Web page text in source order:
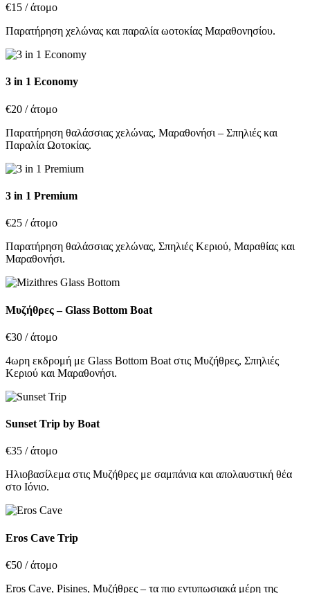
€15 / άτομο
Παρατήρηση χελώνας και παραλία ωοτοκίας Μαραθονησίου.
3 in 1 Economy
€20 / άτομο
Παρατήρηση θαλάσσιας χελώνας, Μαραθονήσι – Σπηλιές και
Παραλία Ωοτοκίας.
3 in 1 Premium
€25 / άτομο
Παρατήρηση θαλάσσιας χελώνας, Σπηλιές Κεριού, Μαραθίας και
Μαραθονήσι.
Μυζήθρες – Glass Bottom Boat
€30 / άτομο
4ωρη εκδρομή με Glass Bottom Boat στις Μυζήθρες, Σπηλιές
Κεριού και Μαραθονήσι.
Sunset Trip by Boat
€35 / άτομο
Ηλιοβασίλεμα στις Μυζήθρες με σαμπάνια και απολαυστική θέα
στο Ιόνιο.
Eros Cave Trip
€50 / άτομο
Eros Cave, Pisines, Μυζήθρες – τα πιο εντυπωσιακά μέρη της